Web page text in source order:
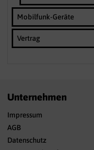
Mobilfunk-Geräte
Vertrag
Unternehmen
Impressum
AGB
Datenschutz